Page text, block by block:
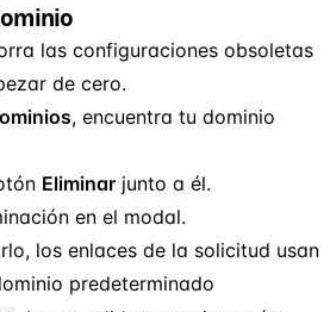
las configuraciones obsoletas
de cero.
, encuentra tu dominio
Eliminar junto a él.
en el modal.
los enlaces de la solicitud usan
predeterminado